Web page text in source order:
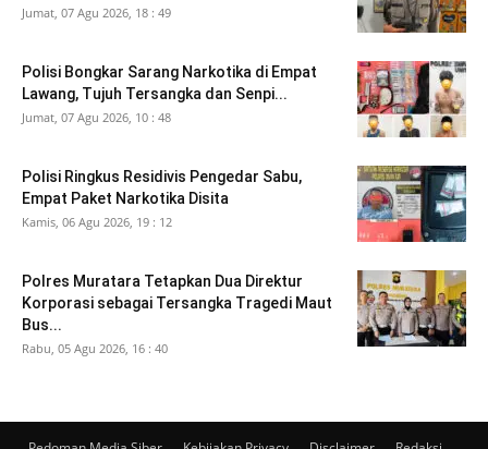
Jumat, 07 Agu 2026, 18 : 49
Polisi Bongkar Sarang Narkotika di Empat
Lawang, Tujuh Tersangka dan Senpi...
Jumat, 07 Agu 2026, 10 : 48
Polisi Ringkus Residivis Pengedar Sabu,
Empat Paket Narkotika Disita
Kamis, 06 Agu 2026, 19 : 12
Polres Muratara Tetapkan Dua Direktur
Korporasi sebagai Tersangka Tragedi Maut
Bus...
Rabu, 05 Agu 2026, 16 : 40